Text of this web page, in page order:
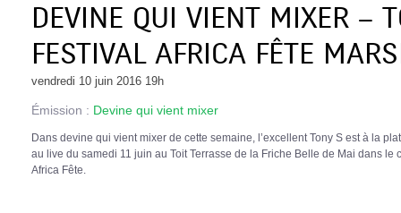
DEVINE QUI VIENT MIXER –
FESTIVAL AFRICA FÊTE
vendredi 10 juin 2016 19h
Émission : Devine qui vient mixer
Dans devine qui vient mixer de cette semaine, l’excellent Tony S est à la
au live du samedi 11 juin au Toit Terrasse de la Friche Belle de Mai dans le
Africa Fête.